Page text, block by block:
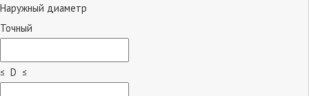
Наружный диаметр
Точный
≤ D ≤